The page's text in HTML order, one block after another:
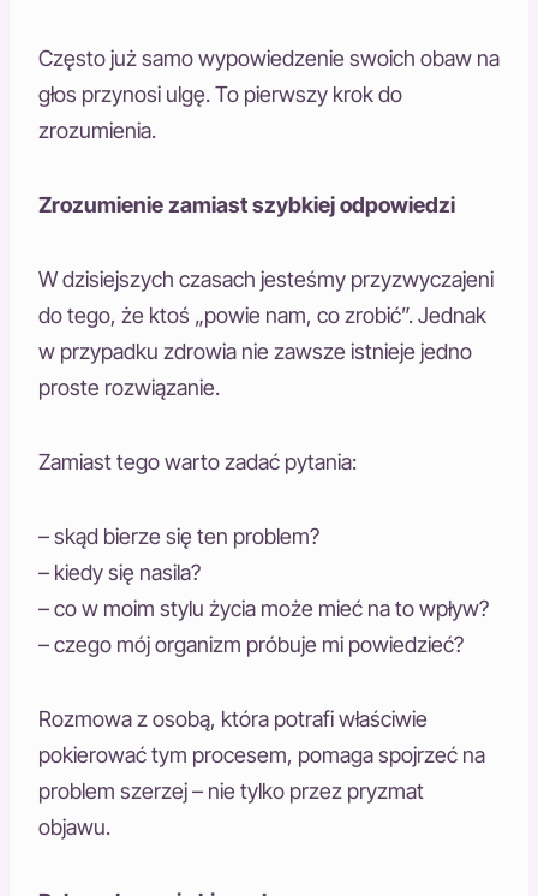
Często już samo wypowiedzenie swoich obaw na
głos przynosi ulgę. To pierwszy krok do
zrozumienia.
Zrozumienie zamiast szybkiej odpowiedzi
W dzisiejszych czasach jesteśmy przyzwyczajeni
do tego, że ktoś „powie nam, co zrobić”. Jednak
w przypadku zdrowia nie zawsze istnieje jedno
proste rozwiązanie.
Zamiast tego warto zadać pytania:
– skąd bierze się ten problem?
– kiedy się nasila?
– co w moim stylu życia może mieć na to wpływ?
– czego mój organizm próbuje mi powiedzieć?
Rozmowa z osobą, która potrafi właściwie
pokierować tym procesem, pomaga spojrzeć na
problem szerzej – nie tylko przez pryzmat
objawu.